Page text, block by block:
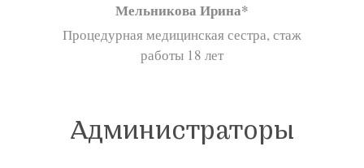
Мельникова Ирина
Процедурная медицинская сестра, стаж
работы 18 лет
Администраторы